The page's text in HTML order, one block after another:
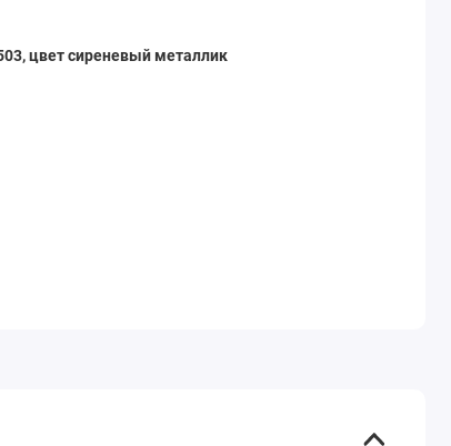
цвет сиреневый металлик